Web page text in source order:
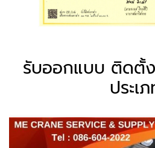
รับออกแบบ ติดตั้
ประเ